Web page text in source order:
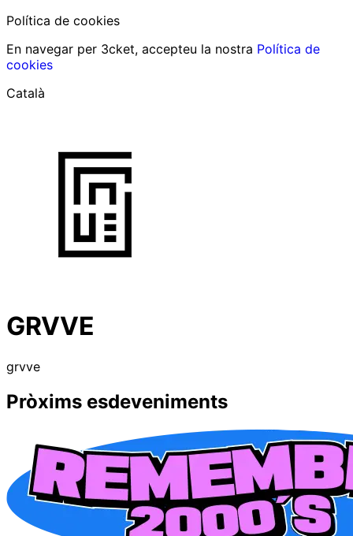
Política de cookies
En navegar per 3cket, accepteu la nostra Política de
cookies
Català
GRVVE
grvve
Pròxims esdeveniments